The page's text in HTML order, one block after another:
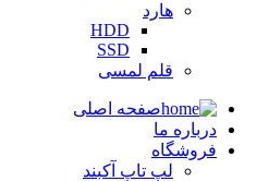
هارد
HDD
SSD
قلم لمسی
صفحه اصلی
درباره ما
فروشگاه
لپ تاپ آکبند